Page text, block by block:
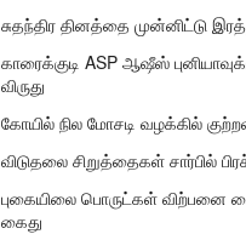
சுதந்திர தினத்தை முன்னிட்டு
காரைக்குடி ASP ஆஷீஸ்
விருது
கோயில் நில மோசடி வழக்கில்
விடுதலை சிறுத்தைகள் சார்பில்
புகையிலை பொருட்கள் விற்பனை
கைது